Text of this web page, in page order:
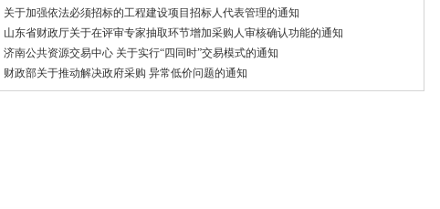
关于加强依法必须招标的工程建设项目招标人代表管理的通知
山东省财政厅关于在评审专家抽取环节增加采购人审核确认功能的通知
济南公共资源交易中心 关于实行“四同时”交易模式的通知
财政部关于推动解决政府采购 异常低价问题的通知